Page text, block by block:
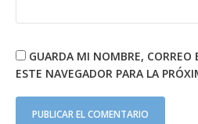
GUARDA MI NOMBRE, CORREO
ESTE NAVEGADOR PARA LA